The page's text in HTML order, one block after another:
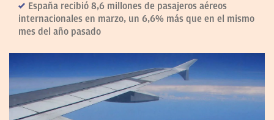
España recibió 8,6 millones de pasajeros aéreos
internacionales en marzo, un 6,6% más que en el mismo
mes del año pasado